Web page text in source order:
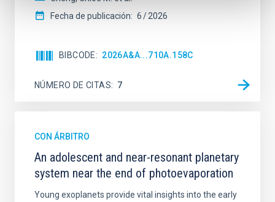
Fecha de publicación: 6 2026
BIBCODE 2026A&A...710A.158C
NÚMERO DE CITAS 7
CON ÁRBITRO
An adolescent and near-resonant planetary
system near the end of photoevaporation
Young exoplanets provide vital insights into the early